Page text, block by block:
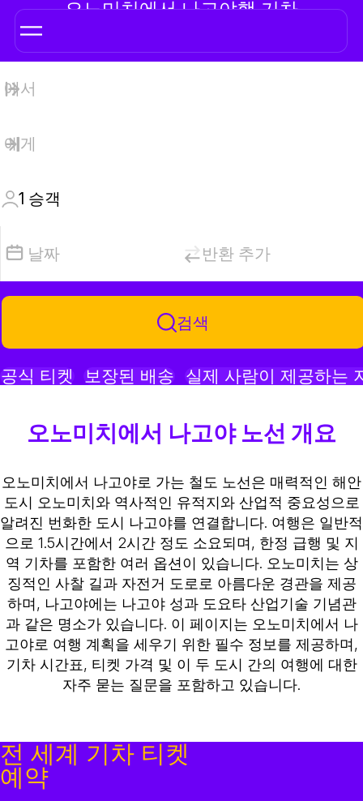
오노미치에서 나고야행 기차
1 승객
날짜 반환 추가
검색
공식 티켓 보장된 배송 실제 사람이 제공하는
오노미치에서 나고야 노선 개요
오노미치에서 나고야로 가는 철도 노선은 매력적인 해안
도시 오노미치와 역사적인 유적지와 산업적 중요성으로
알려진 번화한 도시 나고야를 연결합니다. 여행은 일반적
으로 1.5시간에서 2시간 정도 소요되며, 한정 급행 및 지
역 기차를 포함한 여러 옵션이 있습니다. 오노미치는 상
징적인 사찰 길과 자전거 도로로 아름다운 경관을 제공
하며, 나고야에는 나고야 성과 도요타 산업기술 기념관
과 같은 명소가 있습니다. 이 페이지는 오노미치에서 나
고야로 여행 계획을 세우기 위한 필수 정보를 제공하며,
기차 시간표, 티켓 가격 및 이 두 도시 간의 여행에 대한
자주 묻는 질문을 포함하고 있습니다.
전 세계 기차 티켓
예약